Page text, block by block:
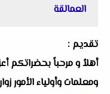
العمالقة
تقديم :
أهلاُ و مرحباً بحضراتكم
ومعلمات وأولياء الأمور